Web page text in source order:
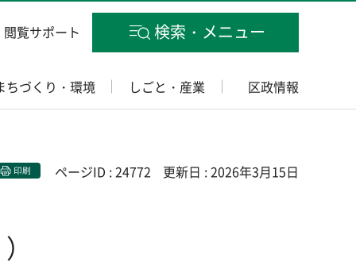
閲覧サポート 検索・メニュー
ちづくり・環境 しごと・産業 区政情報
印刷 ページID : 24772 更新日 : 2026年3月15日